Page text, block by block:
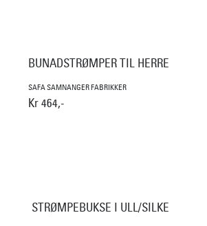
BUNADSTRØMPER TIL HERRE
SAFA SAMNANGER FABRIKKER
Kr 464,-
STRØMPEBUKSE I ULL/SILKE